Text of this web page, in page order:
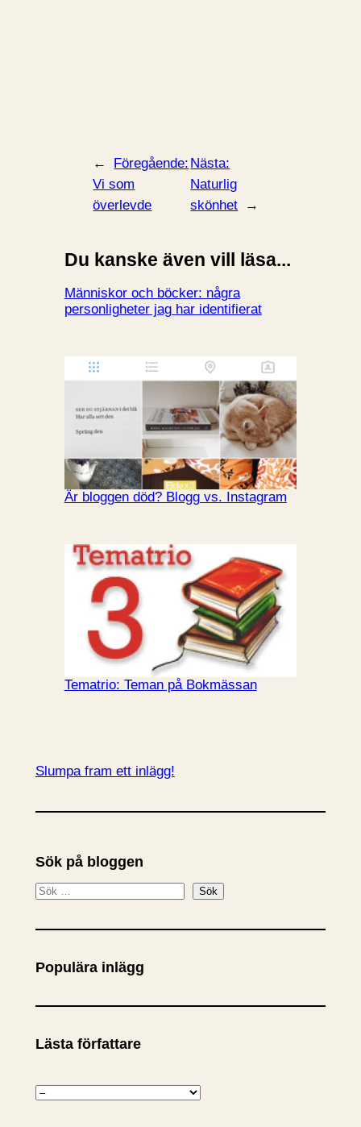
←
Föregående:
Vi som
överlevde
Nästa:
Naturlig
skönhet
→
Du kanske även vill läsa...
Människor och böcker: några
personligheter jag har identifierat
Är bloggen död? Blogg vs. Instagram
Tematrio: Teman på Bokmässan
Slumpa fram ett inlägg!
Sök på bloggen
S
k
Sök
Populära inlägg
Lästa författare
K